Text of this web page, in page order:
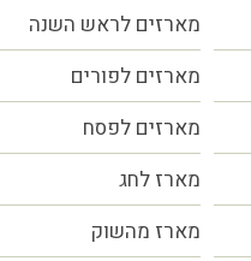
מארזים לראש השנה
מארזים לפורים
מארזים לפסח
מארז לחג
מארז מהשוק